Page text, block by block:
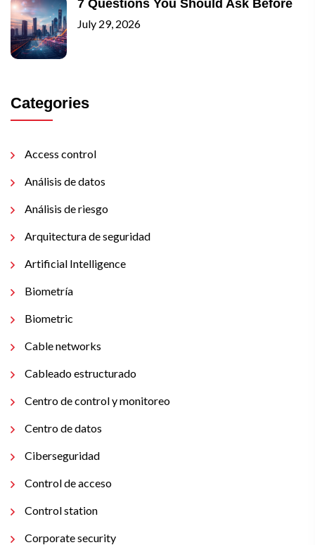
7 Questions You Should Ask Before
July 29, 2026
Categories
Access control
Análisis de datos
Análisis de riesgo
Arquitectura de seguridad
Artificial Intelligence
Biometría
Biometric
Cable networks
Cableado estructurado
Centro de control y monitoreo
Centro de datos
Ciberseguridad
Control de acceso
Control station
Corporate security